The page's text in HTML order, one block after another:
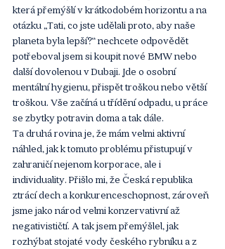
která přemýšlí v krátkodobém horizontu a na
otázku „Tati, co jste udělali proto, aby naše
planeta byla lepší?“ nechcete odpovědět
potřeboval jsem si koupit nové BMW nebo
další dovolenou v Dubaji. Jde o osobní
mentální hygienu, přispět troškou nebo větší
troškou. Vše začíná u třídění odpadu, u práce
se zbytky potravin doma a tak dále.
Ta druhá rovina je, že mám velmi aktivní
náhled, jak k tomuto problému přistupují v
zahraničí nejenom korporace, ale i
individuality. Přišlo mi, že Česká republika
ztrácí dech a konkurenceschopnost, zároveň
jsme jako národ velmi konzervativní až
negativističtí. A tak jsem přemýšlel, jak
rozhýbat stojaté vody českého rybníku a z